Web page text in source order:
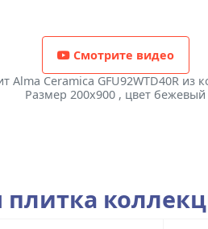
Смотрите видео
Alma Ceramica GFU92WTD40R из
Размер 200x900 , цвет бежевый
плитка